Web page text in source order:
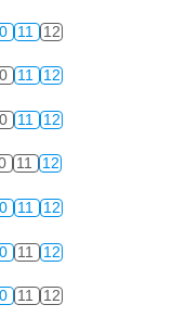
11 12
11 12
11 12
11 12
11 12
11 12
11 12